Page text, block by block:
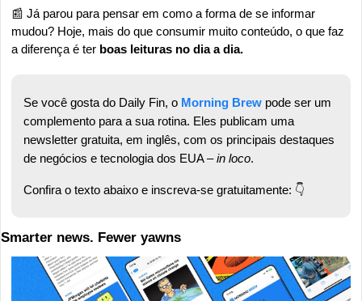
📰 Já parou para pensar em como a forma de se informar
mudou? Hoje, mais do que consumir muito conteúdo, o que faz
a diferença é ter boas leituras no dia a dia.
Se você gosta do Daily Fin, o Morning Brew pode ser um
complemento para a sua rotina. Eles publicam uma
newsletter gratuita, em inglês, com os principais destaques
de negócios e tecnologia dos EUA – in loco.
Confira o texto abaixo e inscreva-se gratuitamente: 👇
Smarter news. Fewer yawns